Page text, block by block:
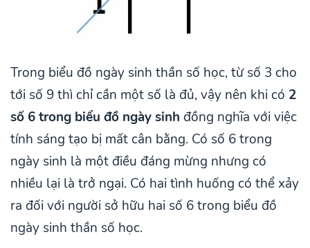
Trong biểu đồ ngày sinh thần số học, từ số 3 cho
tới số 9 thì chỉ cần một số là đủ, vậy nên khi có 2
số 6 trong biểu đồ ngày sinh đồng nghĩa với việc
tính sáng tạo bị mất cân bằng. Có số 6 trong
ngày sinh là một điều đáng mừng nhưng có
nhiều lại là trở ngại. Có hai tình huống có thể xảy
ra đối với người sở hữu hai số 6 trong biểu đồ
ngày sinh thần số học.